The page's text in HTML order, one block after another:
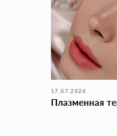
17.07.2026
Плазменная